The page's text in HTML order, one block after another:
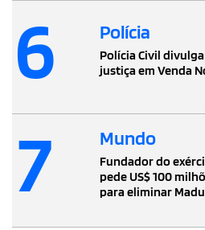
6 Polícia
Polícia Civil
justiça em Venda
7 Mundo
Fundador do
pede US$ 100
para eliminar